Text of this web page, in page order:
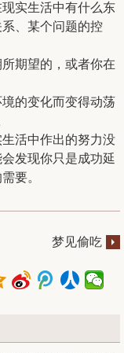
实生活中有什么东
、某个问题的控
期望的，或者你在
的变化而变得动荡
活中作出的努力没
发现你只是成功延
要。
梦见偷吃